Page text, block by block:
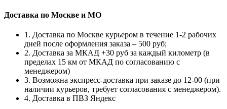
Доставка по Москве и МО
1. Доставка по Москве курьером в течение 1-2 рабочих
дней после оформления заказа – 500 руб;
2. Доставка за МКАД +30 руб за каждый километр (в
пределах 15 км от МКАД по согласованию с
менеджером)
3. Возможна экспресс-доставка при заказе до 12-00 (при
наличии курьеров, требует согласования с менеджером).
4. Доставка в ПВЗ Яндекс